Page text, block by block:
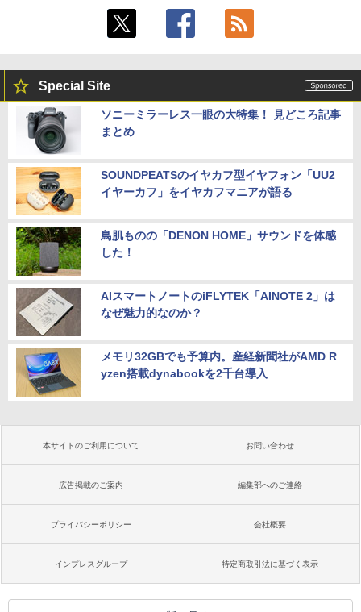
Special Site
ソニーミラーレス一眼の大特集！ 見どころ記事
まとめ
SOUNDPEATSのイヤカフ型イヤフォン「UU2
イヤーカフ」をイヤカフマニアが語る
鳥肌ものの「DENON HOME」サウンドを体感
した！
AIスマートノートのiFLYTEK「AINOTE 2」は
なぜ魅力的なのか？
メモリ32GBでも予算内。産経新聞社がAMD R
yzen搭載dynabookを2千台導入
本サイトのご利用について お問い合わせ
広告掲載のご案内 編集部へのご連絡
プライバシーポリシー 会社概要
インプレスグループ 特定商取引法に基づく表示